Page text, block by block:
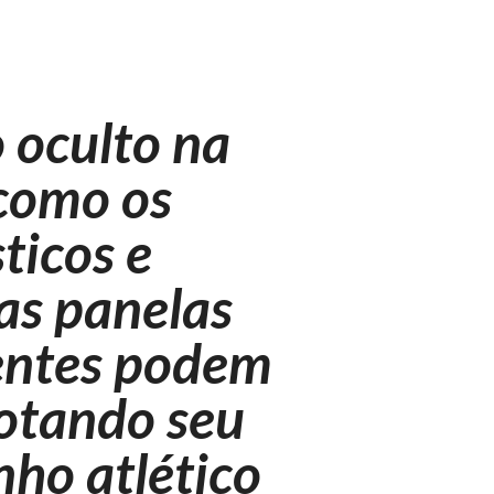
na
os
e
panelas
podem
seu
atlético